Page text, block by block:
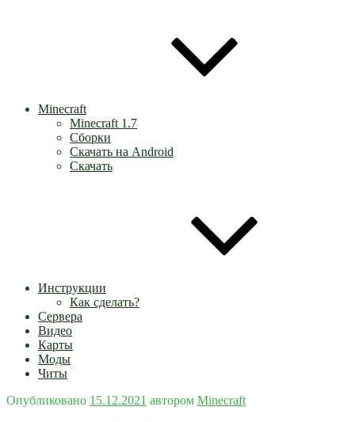
Minecraft
Minecraft 1.7
Сборки
Скачать на Android
Скачать
Инструкции
Как сделать?
Сервера
Видео
Карты
Моды
Читы
Опубликовано 15.12.2021 автором Minecraft